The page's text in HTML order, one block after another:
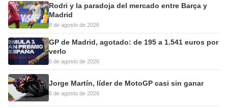
Rodri y la paradoja del mercado entre Barça y
Madrid
8 de agosto de 2026
GP de Madrid, agotado: de 195 a 1.541 euros por
verlo
6 de agosto de 2026
Jorge Martín, líder de MotoGP casi sin ganar
6 de agosto de 2026